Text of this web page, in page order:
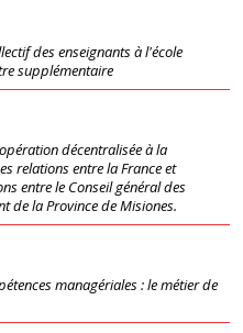
des enseignants à l'école
supplémentaire
décentralisée à la
relations entre la France et
entre le Conseil général des
de la Province de Misiones.
managériales : le métier de